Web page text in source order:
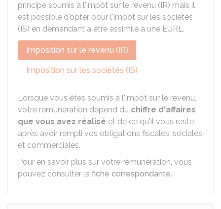
principe soumis à l'impôt sur le revenu (IR) mais il
est possible d'opter pour l'impôt sur les sociétés
(IS) en demandant à être assimilé à une EURL.
Imposition sur le revenu (IR)
Imposition sur les sociétés (IS)
Lorsque vous êtes soumis à l'impôt sur le revenu,
votre rémunération dépend du chiffre d'affaires
que vous avez réalisé et de ce qu'il vous reste
après avoir rempli vos obligations fiscales, sociales
et commerciales.
Pour en savoir plus sur votre rémunération, vous
pouvez consulter la fiche correspondante.